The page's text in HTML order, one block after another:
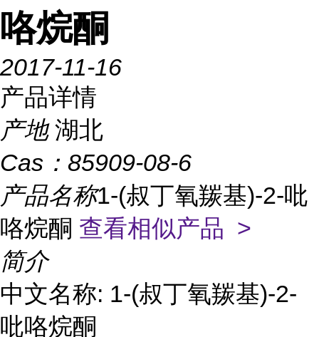
咯烷酮
2017-11-16
产品详情
产地 湖北
Cas： 85909-08-6
产品名称1-(叔丁氧羰基)-2-吡
咯烷酮 查看相似产品 >
简介
中文名称: 1-(叔丁氧羰基)-2-
吡咯烷酮